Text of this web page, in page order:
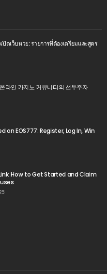
ปิดเว็บหวย: รายการที่ต้องเตรียมและสูตร
라인 카지노 커뮤니티의 선두주자
on EOS777: Register, Log In, Win
How to Get Started and Claim